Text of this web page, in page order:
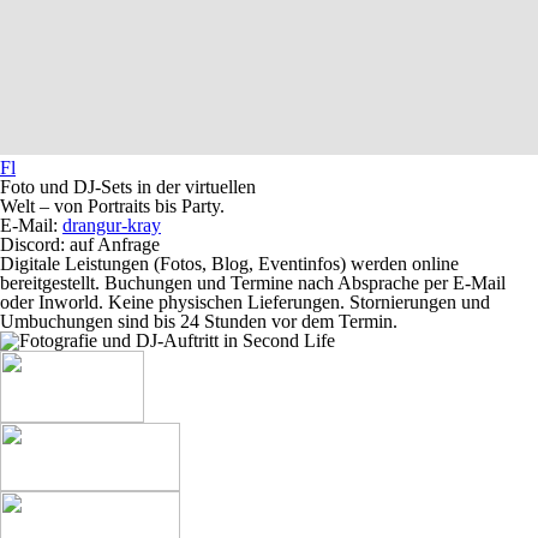
Fl
Foto und DJ-Sets in der virtuellen
Welt – von Portraits bis Party.
E-Mail: drangur-kray
Discord: auf Anfrage
Digitale Leistungen (Fotos, Blog, Eventinfos) werden online
bereitgestellt. Buchungen und Termine nach Absprache per E‑Mail
oder Inworld. Keine physischen Lieferungen. Stornierungen und
Umbuchungen sind bis 24 Stunden vor dem Termin.